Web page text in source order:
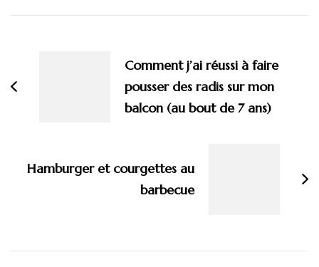
Comment j’ai réussi à faire
pousser des radis sur mon
balcon (au bout de 7 ans)
Hamburger et courgettes au
barbecue